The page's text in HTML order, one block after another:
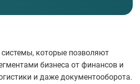
системы, которые позволяют
бизнеса от финансов и
и даже документооборота.